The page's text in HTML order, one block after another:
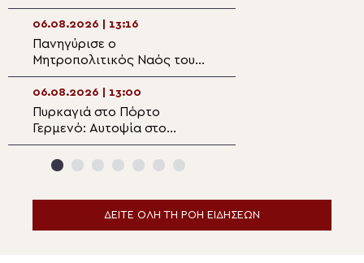
Σωτήρος στην Καλαμαριά
(ΦΩΤΟ)
06.08.2026 | 13:16
Πανηγύρισε ο
Μητροπολιτικός Ναός του
Σωτήρος στη Λάρνακα
06.08.2026 | 13:00
Πυρκαγιά στο Πόρτο
Γερμενό: Αυτοψία στο
αρχαίο φρούριο, στα
βυζαντινά και στα
ΔΕΙΤΕ ΟΛΗ ΤΗ ΡΟΗ ΕΙΔΗΣΕΩΝ